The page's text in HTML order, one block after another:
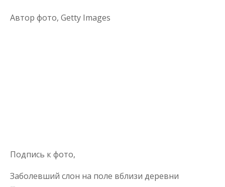
Автор фото, Getty Images
Подпись к фото,
Заболевший слон на поле вблизи деревни